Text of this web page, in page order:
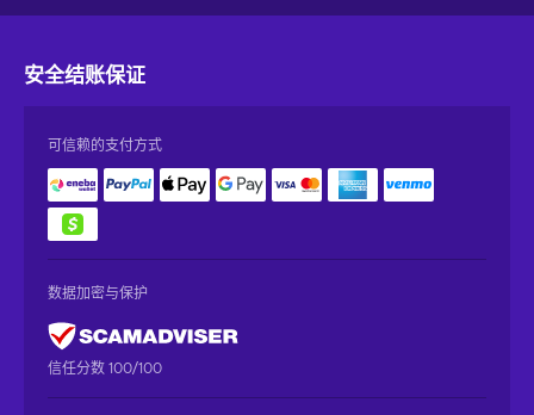
安全结账保证
可信赖的支付方式
数据加密与保护
信任分数 100/100